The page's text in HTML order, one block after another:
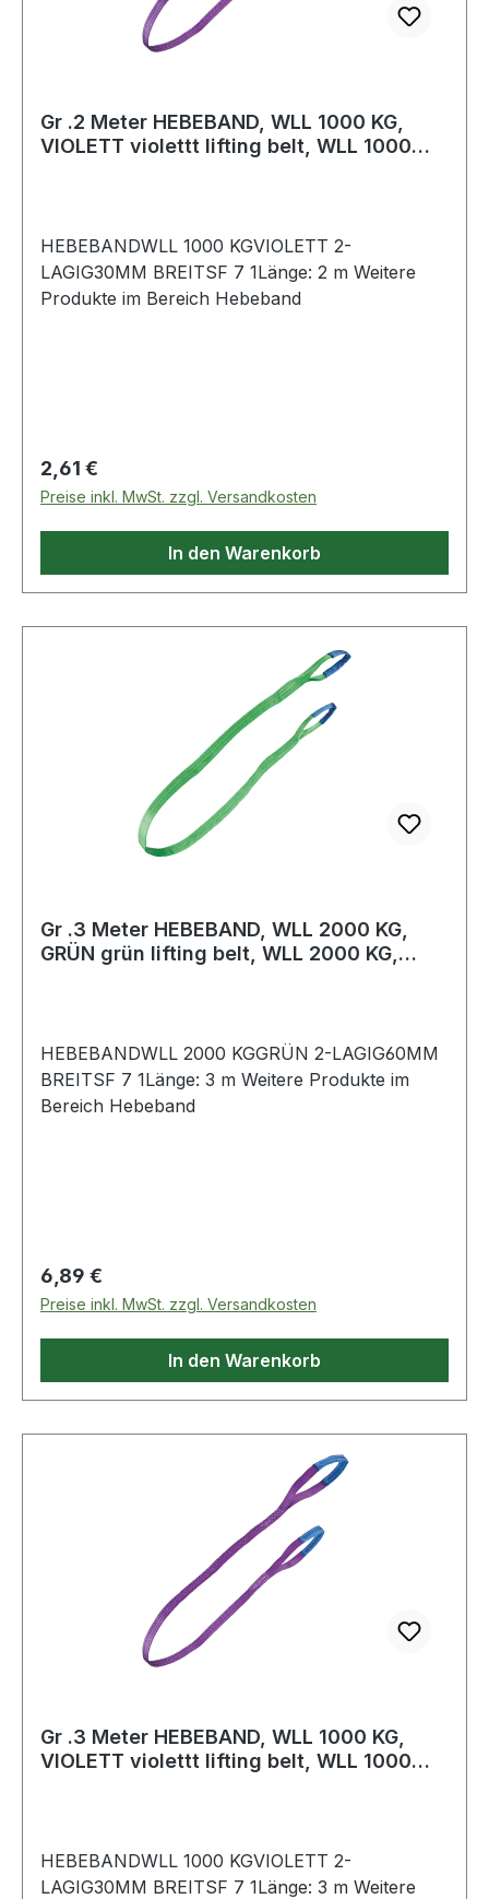
Gr .2 Meter HEBEBAND, WLL 1000 KG,
VIOLETT violettt lifting belt, WLL 1000
HEBEBANDWLL 1000 KGVIOLETT 2-
LAGIG30MM BREITSF 7 1Länge: 2 m Weitere
Produkte im Bereich Hebeband
Regulärer Preis:
2,61 €
Preise inkl. MwSt. zzgl. Versandkosten
In den Warenkorb
Gr .3 Meter HEBEBAND, WLL 2000 KG,
GRÜN grün lifting belt, WLL 2000 KG,
HEBEBANDWLL 2000 KGGRÜN 2-LAGIG60MM
BREITSF 7 1Länge: 3 m Weitere Produkte im
Bereich Hebeband
Regulärer Preis:
6,89 €
Preise inkl. MwSt. zzgl. Versandkosten
In den Warenkorb
Gr .3 Meter HEBEBAND, WLL 1000 KG,
VIOLETT violettt lifting belt, WLL 1000
HEBEBANDWLL 1000 KGVIOLETT 2-
LAGIG30MM BREITSF 7 1Länge: 3 m Weitere